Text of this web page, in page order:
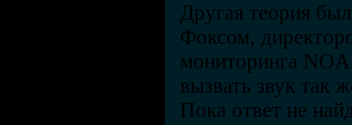
Другая теория
Фоксом,
мониторинга
вызвать звук так
Пока ответ не